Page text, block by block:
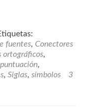
fuentes, Conectores
ortográficos,
puntuación,
, Siglas, símbolos
3